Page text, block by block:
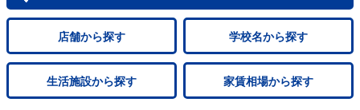
店舗から探す 学校名から探す
生活施設から探す 家賃相場から探す